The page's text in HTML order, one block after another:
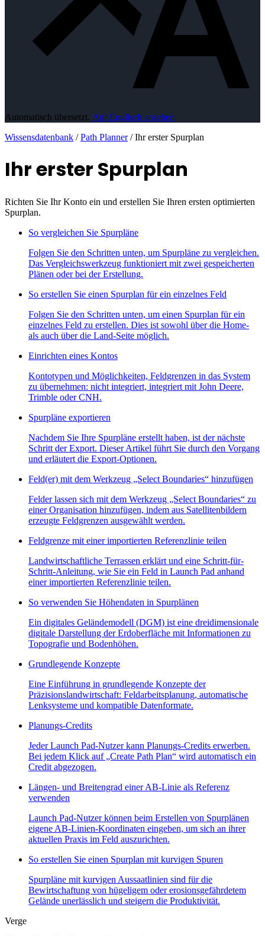
Automatisch übersetzt. Auf Englisch ansehen
Wissensdatenbank / Path Planner / Ihr erster Spurplan
Ihr erster Spurplan
Richten Sie Ihr Konto ein und erstellen Sie Ihren ersten optimierten
Spurplan.
So vergleichen Sie Spurpläne
Folgen Sie den Schritten unten, um Spurpläne zu vergleichen.
Das Vergleichswerkzeug funktioniert mit zwei gespeicherten
Plänen oder bei der Erstellung.
So erstellen Sie einen Spurplan für ein einzelnes Feld
Folgen Sie den Schritten unten, um einen Spurplan für ein
einzelnes Feld zu erstellen. Dies ist sowohl über die Home-
als auch über die Land-Seite möglich.
Einrichten eines Kontos
Kontotypen und Möglichkeiten, Feldgrenzen in das System
zu übernehmen: nicht integriert, integriert mit John Deere,
Trimble oder CNH.
Spurpläne exportieren
Nachdem Sie Ihre Spurpläne erstellt haben, ist der nächste
Schritt der Export. Dieser Artikel führt Sie durch den Vorgang
und erläutert die Export-Optionen.
Feld(er) mit dem Werkzeug „Select Boundaries“ hinzufügen
Felder lassen sich mit dem Werkzeug „Select Boundaries“ zu
einer Organisation hinzufügen, indem aus Satellitenbildern
erzeugte Feldgrenzen ausgewählt werden.
Feldgrenze mit einer importierten Referenzlinie teilen
Landwirtschaftliche Terrassen erklärt und eine Schritt-für-
Schritt-Anleitung, wie Sie ein Feld in Launch Pad anhand
einer importierten Referenzlinie teilen.
So verwenden Sie Höhendaten in Spurplänen
Ein digitales Geländemodell (DGM) ist eine dreidimensionale
digitale Darstellung der Erdoberfläche mit Informationen zu
Topografie und Bodenhöhen.
Grundlegende Konzepte
Eine Einführung in grundlegende Konzepte der
Präzisionslandwirtschaft: Feldarbeitsplanung, automatische
Lenksysteme und kompatible Datenformate.
Planungs-Credits
Jeder Launch Pad-Nutzer kann Planungs-Credits erwerben.
Bei jedem Klick auf „Create Path Plan“ wird automatisch ein
Credit abgezogen.
Längen- und Breitengrad einer AB-Linie als Referenz
verwenden
Launch Pad-Nutzer können beim Erstellen von Spurplänen
eigene AB-Linien-Koordinaten eingeben, um sich an ihrer
aktuellen Praxis im Feld auszurichten.
So erstellen Sie einen Spurplan mit kurvigen Spuren
Spurpläne mit kurvigen Aussaatlinien sind für die
Bewirtschaftung von hügeligem oder erosionsgefährdetem
Gelände unerlässlich und steigern die Produktivität.
Verge